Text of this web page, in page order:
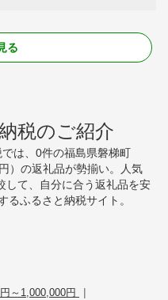
る
税のご紹介
は、0件の福島県磐梯町
）の返礼品が勢揃い。人気
して、自分に合う返礼品を安
るふるさと納税サイト。
～1,000,000円 |